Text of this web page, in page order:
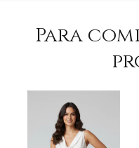
Para